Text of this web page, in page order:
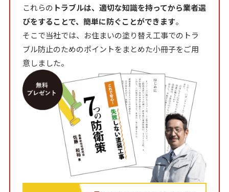
これらの トラブルは、適切な知識を持ってから業者選
びをすることで、簡単に防ぐことができます。
そこで当社では、お住まいの塗り替え工事でのトラ
ブル防止のためのポイントをまとめた小冊子をご用
意しました。